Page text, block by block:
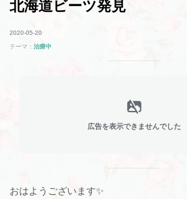
北海道ビーツ発見
2020-05-20
テーマ： 治療中
広告を表示できませんでした
おはようございます✨